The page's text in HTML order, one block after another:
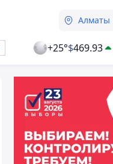
Алматы
+25°$469.93